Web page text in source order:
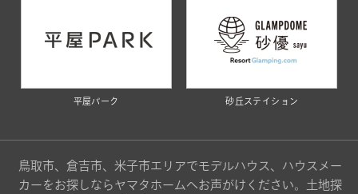
平屋パーク 砂丘ステイション
鳥取市、倉吉市、米子市エリアでモデルハウス、ハウスメー
カーをお探しならヤマタホームへお声がけください。土地探